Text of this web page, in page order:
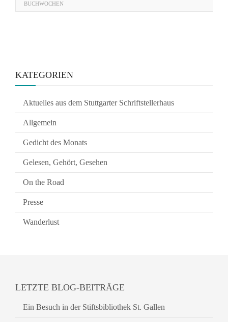
BUCHWOCHEN
KATEGORIEN
Aktuelles aus dem Stuttgarter Schriftstellerhaus
Allgemein
Gedicht des Monats
Gelesen, Gehört, Gesehen
On the Road
Presse
Wanderlust
LETZTE BLOG-BEITRÄGE
Ein Besuch in der Stiftsbibliothek St. Gallen